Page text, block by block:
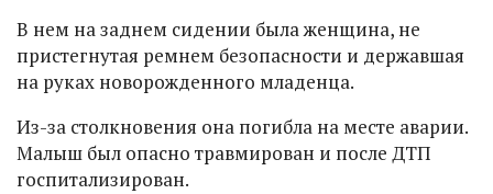
В нем на заднем сидении была женщина, не
пристегнутая ремнем безопасности и державшая
на руках новорожденного младенца.
Из-за столкновения она погибла на месте аварии.
Малыш был опасно травмирован и после ДТП
госпитализирован.